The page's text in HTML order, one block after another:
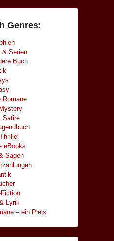
Genres:
& Serien
Buch
Romane
Satire
eBooks
Sagen
Lyrik
– ein Preis